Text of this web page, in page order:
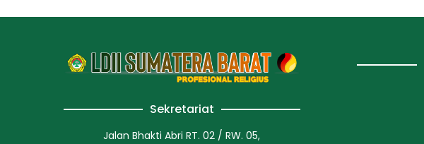
Sekretariat
Jalan Bhakti Abri RT. 02 / RW. 05,